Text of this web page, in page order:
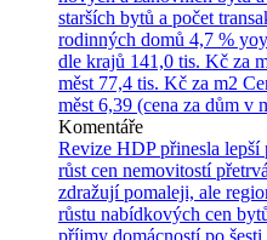
starších bytů a počet
rodinných domů 4,7 % yoy
dle krajů 141,0 tis. Kč za
měst 77,4 tis. Kč za m2
měst 6,39 (cena za dům v
Komentáře
Revize HDP přinesla
růst cen nemovitostí
zdražují pomaleji, ale
růstu nabídkových cen
příjmy domácností po